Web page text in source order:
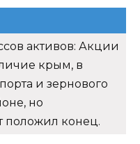
активов: Акции
крым, в
и зернового
но
положил конец.